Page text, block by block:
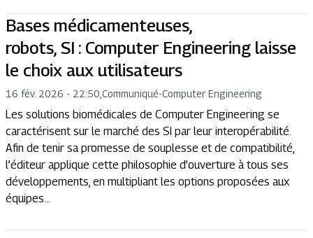
Bases médicamenteuses,
robots, SI : Computer Engineering laisse
le choix aux utilisateurs
16 fév. 2026 - 22:50 Communiqué-Computer Engineering
Les solutions biomédicales de Computer Engineering se
caractérisent sur le marché des SI par leur interopérabilité.
Afin de tenir sa promesse de souplesse et de compatibilité,
l’éditeur applique cette philosophie d’ouverture à tous ses
développements, en multipliant les options proposées aux
équipes...